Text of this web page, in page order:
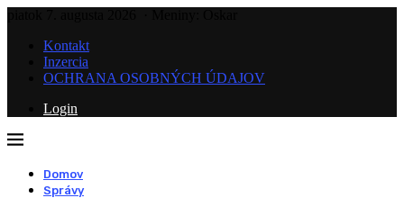
Kontakt
Inzercia
OCHRANA OSOBNÝCH ÚDAJOV
Login
Domov
Správy